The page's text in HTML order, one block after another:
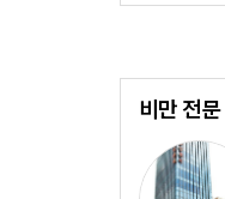
비만 전문